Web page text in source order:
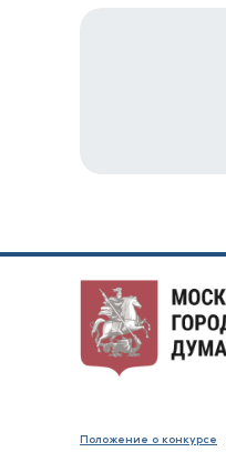
Положение о конкурсе